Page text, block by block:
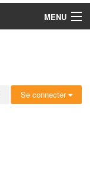
MENU
Se connecter